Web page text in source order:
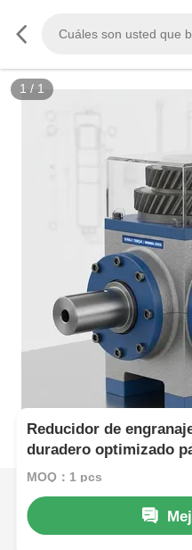
1 / 1
Reducidor de
duradero optimizado
pesada que
MOQ：1 pcs